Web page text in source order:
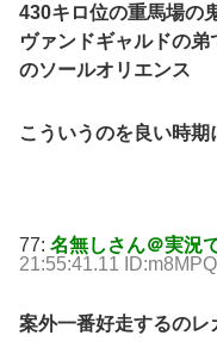
430キロ位の重馬場の
ヴァンドギャルドの
のソールオリエンス
こういうのを良い時
77: 名無しさん＠実況
21:55:41.11
案外一番好走するのレ